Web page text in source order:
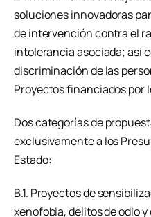
soluciones innovadoras
de intervención contra el
intolerancia asociada; así
discriminación de las
Proyectos financiados por
Dos categorías de
exclusivamente a los
Estado:
B.1. Proyectos de
xenofobia, delitos de odio